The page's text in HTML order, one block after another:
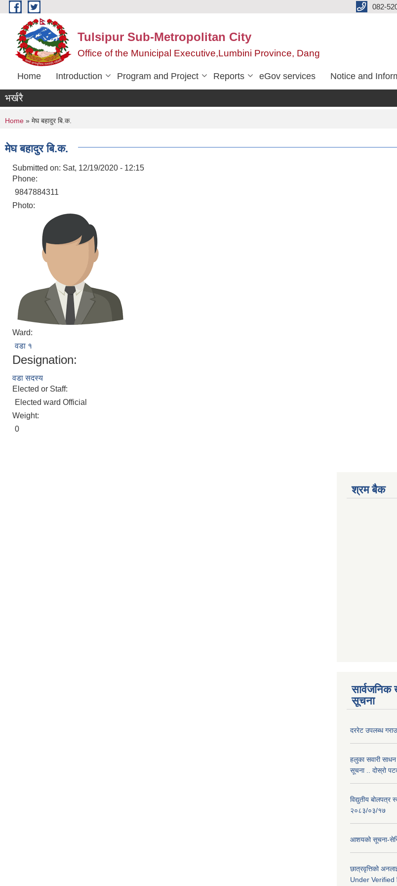
Skip to main content 082-
Tulsipur Sub-Metropolitan City
Office of the Municipal Executive,Lumbini Province, Dang
Home Introduction Program and Project Reports eGov services Notice and
भर्खरै
You are here
Home » मेघ बहादुर बि.क.
मेघ बहादुर बि.क.
Submitted on: Sat, 12/19/2020 - 12:15
Phone:
9847884311
Photo:
Ward:
वडा १
Designation:
वडा सदस्य
Elected or Staff:
Elected ward Official
Weight:
0
श्रम बैक
सार्वजनिक
सूचना
दररेट उपलब्ध
हलुका सवारी साधन
सूचना .. दोस्रो
विद्युतीय बोलपत्र
२०८३/०३/१७
आशयको सूचना-
छात्रवृत्तिको
Under Verified